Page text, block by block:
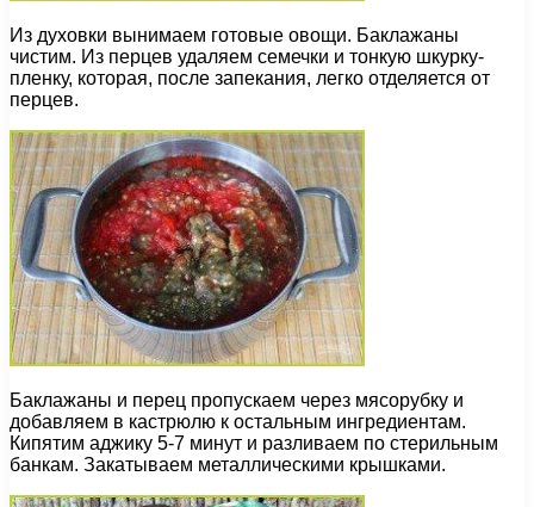
Из духовки вынимаем готовые овощи. Баклажаны
чистим. Из перцев удаляем семечки и тонкую шкурку-
пленку, которая, после запекания, легко отделяется от
перцев.
Баклажаны и перец пропускаем через мясорубку и
добавляем в кастрюлю к остальным ингредиентам.
Кипятим аджику 5-7 минут и разливаем по стерильным
банкам. Закатываем металлическими крышками.